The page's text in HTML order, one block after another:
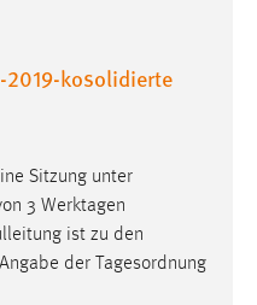
2019-kosolidierte
Sitzung unter
3 Werktagen
ist zu den
der Tagesordnung